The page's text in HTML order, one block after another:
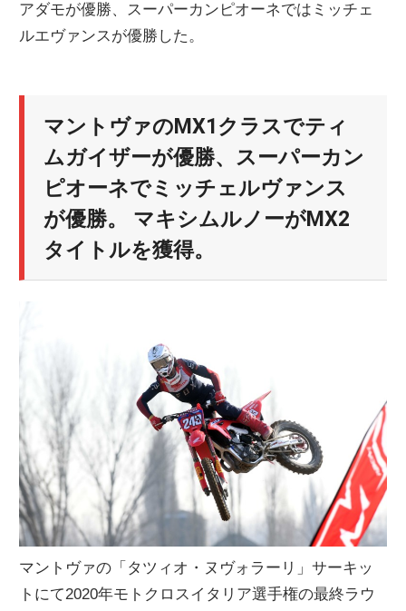
ニ
アダモが優勝、スーパーカンピオーネではミッチェ
ルエヴァンスが優勝した。
マントヴァのMX1クラスでティ
ムガイザーが優勝、スーパーカン
ピオーネでミッチェルヴァンス
が優勝。 マキシムルノーがMX2
タイトルを獲得。
マントヴァの「タツィオ・ヌヴォラーリ」サーキッ
トにて2020年モトクロスイタリア選手権の最終ラウ